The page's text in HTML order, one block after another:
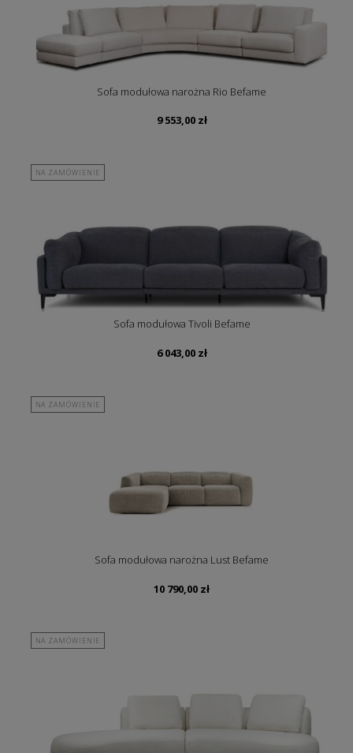
Sofa modułowa narożna Rio Befame
9 553,00 zł
NA ZAMÓWIENIE
Sofa modułowa Tivoli Befame
6 043,00 zł
NA ZAMÓWIENIE
Sofa modułowa narożna Lust Befame
10 790,00 zł
NA ZAMÓWIENIE